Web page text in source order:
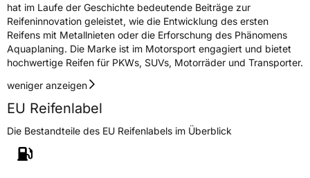
hat im Laufe der Geschichte bedeutende Beiträge zur
Reifeninnovation geleistet, wie die Entwicklung des ersten
Reifens mit Metallnieten oder die Erforschung des Phänomens
Aquaplaning. Die Marke ist im Motorsport engagiert und bietet
hochwertige Reifen für PKWs, SUVs, Motorräder und Transporter.
weniger anzeigen
EU Reifenlabel
Die Bestandteile des EU Reifenlabels im Überblick